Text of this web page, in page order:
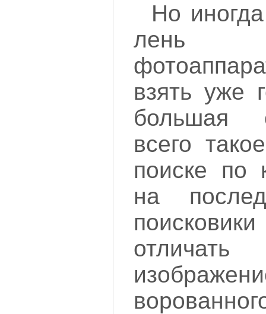
Но
лень
взять уже
большая
всего
поиске по
на
отличать